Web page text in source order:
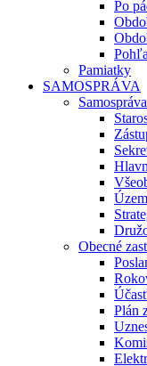
Po
Pamiatky
SAMOSPRÁVA
Obecné
Plán